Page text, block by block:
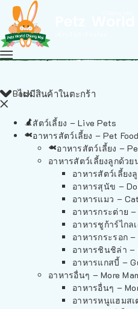
ไม่มีสินค้าในตะกร้า
Back
สัตว์เลี้ยง – Live Pets
อาหารสัตว์เลี้ยง – Pet Food
อาหารสัตว์เลี้ยง –
อาหารสัตว์เลี้ยงลูกด้วย
อาหารสัตว์เลี้ยง
อาหารสุนัข –
อาหารแมว –
อาหารกระต่าย
อาหารชูก้าร์ไกล
อาหารกระรอก
อาหารชินชิล่า –
อาหารแกสบี้ –
อาหารอื่นๆ – More
อาหารอื่นๆ –
อาหารหนูแฮมสเ